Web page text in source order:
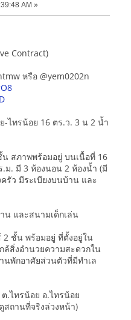
AM »
Contract)
หรือ @yem0202n
ไทรน้อย 16 ตร.ว. 3 น 2 น้ำ
สภาพพร้อมอยู่ บนเนื้อที่ 16
ม. มี 3 ห้องนอน 2 ห้องน้ำ (มี
รัว มีระเบียงบนบ้าน และ
น และสนามเด็กเล่น
2 ชั้น พร้อมอยู่ ที่ตั้งอยู่ใน
สิ่งอำนวยความสะดวกใน
นพักอาศัยส่วนตัวที่มีทำเล
.ไทรน้อย อ.ไทรน้อย
สถานที่จริงล่วงหน้า)